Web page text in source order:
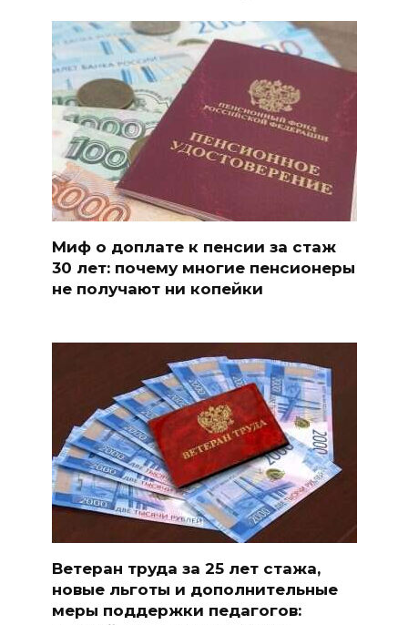
Миф о доплате к пенсии за стаж
30 лет: почему многие пенсионеры
не получают ни копейки
Ветеран труда за 25 лет стажа,
новые льготы и дополнительные
меры поддержки педагогов: